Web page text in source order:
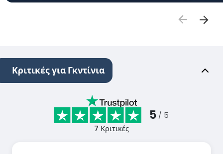
Κριτικές για Γκντίνια
5 / 5
7 Κριτικές